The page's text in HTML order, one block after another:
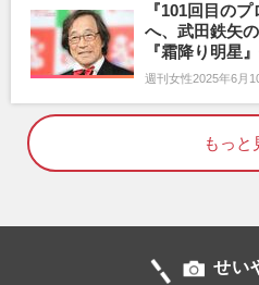
『101回目の
へ、武田鉄矢
『霜降り明星
週刊女性2025年6月
もっと
せい